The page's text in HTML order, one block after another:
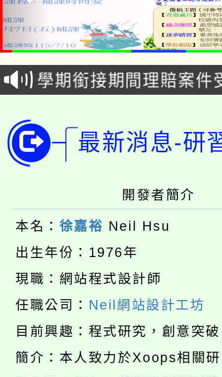
115年食農教育專業人
程
學期銜接期間理賠案件
學籍身 分審查程序及
版
淨零綠領人才培育課程
公告本校115學年度第
代理(課)教師甄選結果(
「2026金融保險知識
生本土語及新住民語歌
公告本校115學年度第
代理(課)教師甄選結果(
公告本校115學年度第
代理(課)教師甄選結果(
轉知中國文化大學推廣
《TA101》溝通分析基
程，歡迎學生輔導中心
心理、諮商輔導、社會
系所師生報名參加。
轉知苗栗縣政府辦理
縣市「校園短影音徵選
門員」簡章及活動海報
踴躍報名參加。
115年食農教育專業人
程
學期銜接期間理賠案件
學籍身 分審查程序及
淨零綠領人才培育課程
公告本校115學年度第
最新消息-研
開發者簡介
本名： 徐嘉裕 Neil Hsu
出生年份：1976年
現職：網站程式設計師
任職公司： Neil網站設計工坊
目前興趣：程式研究，創意突
簡介：本人致力於Xoops相關